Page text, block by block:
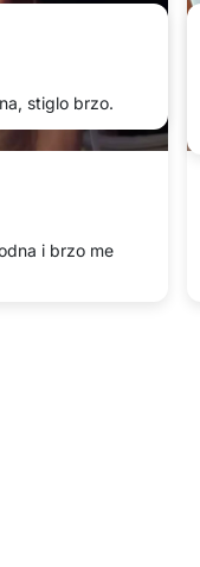
i brzo me
stiglo brzo.